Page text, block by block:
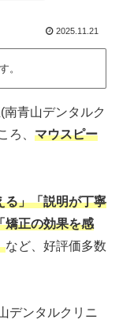
2025.11.21
。
青山デンタルク
ろ、 マウスピー
る」「説明が丁寧
矯正の効果を感
など、好評価多数
デンタルクリニ